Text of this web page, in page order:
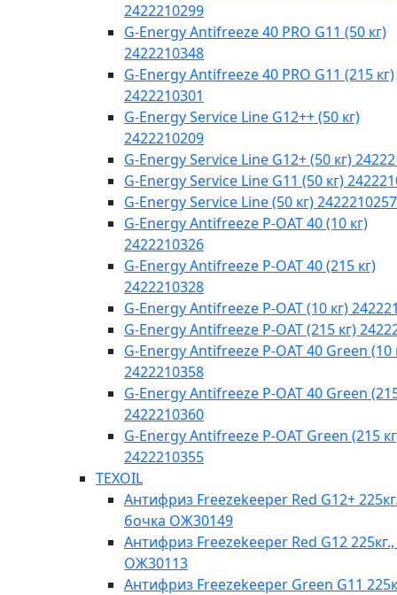
2422210299
G-Energy Antifreeze 40 PRO G11 (50 кг)
2422210348
G-Energy Antifreeze 40 PRO G11 (215 кг)
2422210301
G-Energy Service Line G12++ (50 кг)
2422210209
G-Energy Service Line G12+ (50 кг)
G-Energy Service Line G11 (50 кг)
G-Energy Service Line (50 кг) 2422210257
G-Energy Antifreeze P-OAT 40 (10 кг)
2422210326
G-Energy Antifreeze P-OAT 40 (215 кг)
2422210328
G-Energy Antifreeze P-OAT (10 кг)
G-Energy Antifreeze P-OAT (215 кг)
G-Energy Antifreeze P-OAT 40 Green (10
2422210358
G-Energy Antifreeze P-OAT 40 Green
2422210360
G-Energy Antifreeze P-OAT Green (215
2422210355
TEXOIL
Антифриз Freezekeeper Red G12+
бочка ОЖ30149
Антифриз Freezekeeper Red G12
ОЖ30113
Антифриз Freezekeeper Green G11